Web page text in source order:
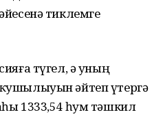
тиклемге
түгел, ә уның
әйтеп үтергә
1333,54 һум тәшкил